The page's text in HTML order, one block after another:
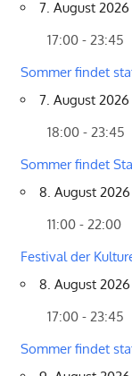
7. August 2026
17:00 - 23:45
Sommer findet
7. August
18:00 - 23:45
Sommer findet
8. August 2026
11:00 - 22:00
Festival der
8. August 2026
17:00 - 23:45
Sommer findet